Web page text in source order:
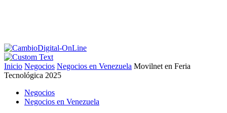
Inicio Negocios Negocios en Venezuela Movilnet en Feria
Tecnológica 2025
Negocios
Negocios en Venezuela